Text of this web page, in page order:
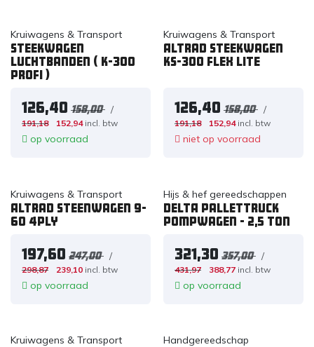
Kruiwagens & Transport
Steekwagen
luchtbanden ( K-300
profi )
126,40 158,00 /
191,18 152,94 incl. btw
op voorraad
Kruiwagens & Transport
Altrad Steekwagen
KS-300 Flex Lite
126,40 158,00 /
191,18 152,94 incl. btw
niet op voorraad
Kruiwagens & Transport
Altrad Steenwagen 9-
60 4PLY
197,60 247,00 /
298,87 239,10 incl. btw
op voorraad
Hijs & hef gereedschappen
DELTA Pallettruck
pompwagen - 2,5 ton
321,30 357,00 /
431,97 388,77 incl. btw
op voorraad
Kruiwagens & Transport Handgereedschap